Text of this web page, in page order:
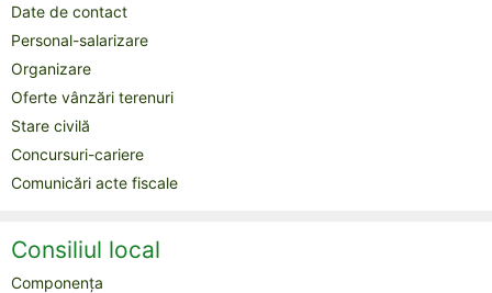
Date de contact
Personal-salarizare
Organizare
Oferte vânzări terenuri
Stare civilă
Concursuri-cariere
Comunicări acte fiscale
Consiliul local
Componența